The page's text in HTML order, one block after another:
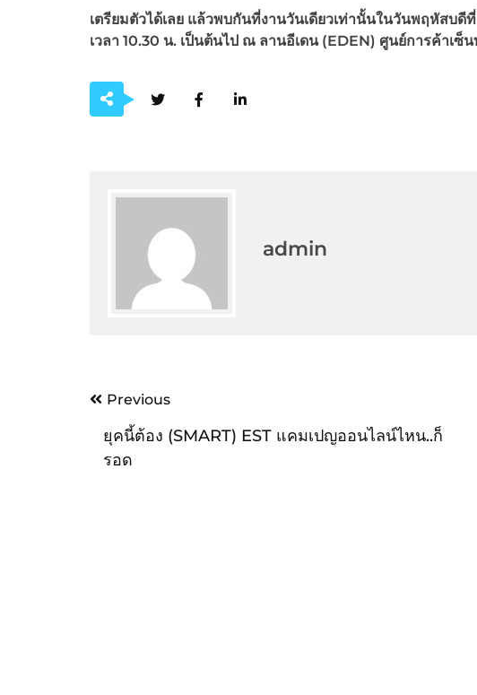
เตรียมตัวได้เลย แล้วพบกันที่งานวันเดียวเท่านั้นในวันพฤหัสบดี
เวลา 10.30 น. เป็นต้นไป ณ ลานอีเดน (EDEN) ศูนย์การค้าเซ็น
admin
Post
navigation
Previous
ยุคนี้ต้อง (SMART) EST แคมเปญออนไลน์ไหน..ก็
รอด